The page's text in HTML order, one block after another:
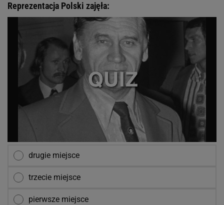
Reprezentacja Polski zajęła:
drugie miejsce
trzecie miejsce
pierwsze miejsce